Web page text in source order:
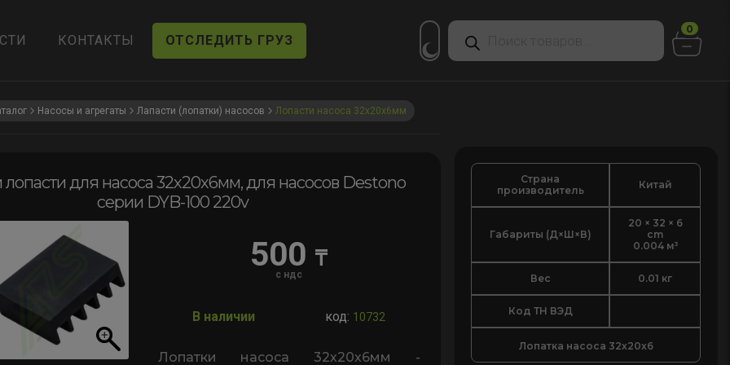
КОНТАКТЫ ОТСЛЕДИТЬ ГРУЗ
Поиск
товаров
0
Насосы и агрегаты Лапасти (лопатки) насосов Лопасти насоса 32х20х6мм
лопасти для насоса 32х20х6мм, для насосов Destono
серии DYB-100 220v
500 ₸
с ндс
В наличии код: 10732
Лопатки насоса 32х20х6мм -
Страна
производитель
Китай
Габариты (Д×Ш×В)
20 × 32 × 6
cm
0.004 м³
Вес 0.01 кг
Код ТН ВЭД
Лопатка насоса 32х20х6